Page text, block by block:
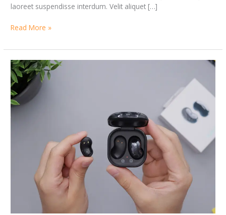
laoreet suspendisse interdum. Velit aliquet […]
Read More »
Dapibus
Ultrices
Iaculis
Nunc
Sedaugue